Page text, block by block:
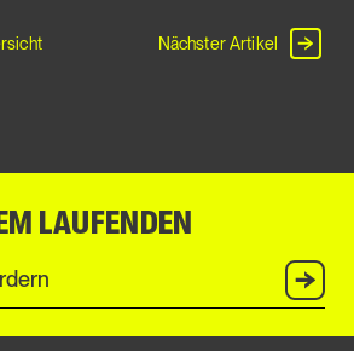
Nächster Artikel
LAUFENDEN